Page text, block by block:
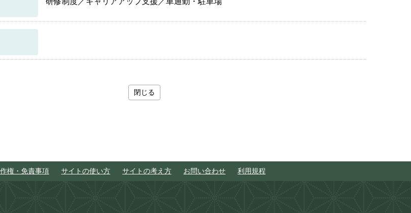
閉じる
権・免責事項 サイトの使い方 サイトの考え方 お問い合わせ 利用規程